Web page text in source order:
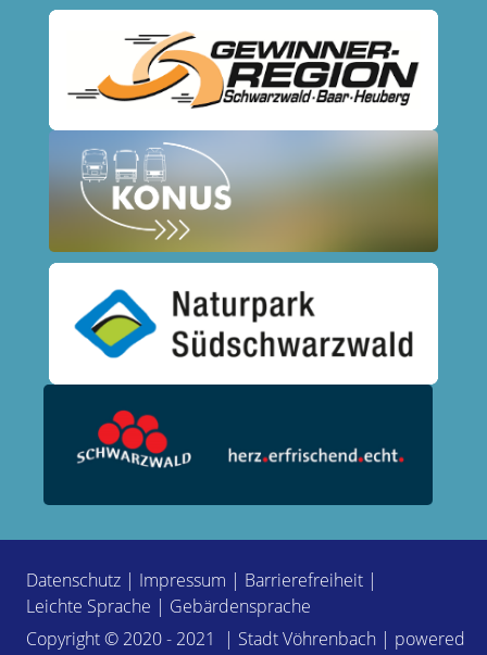
Datenschutz | Impressum | Barrierefreiheit |
Leichte Sprache | Gebärdensprache
Copyright © 2020 - 2021 | Stadt Vöhrenbach | powered